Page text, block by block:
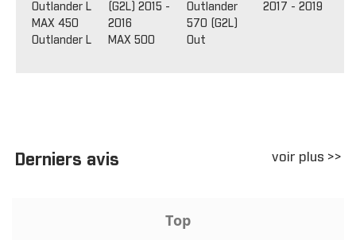
Outlander L
MAX 450
(G2L) 2015 -
2016
Outlander L MAX 500
Outlander
570 (G2L)
2017 - 2019
Out
Derniers avis voir plus >>
Top